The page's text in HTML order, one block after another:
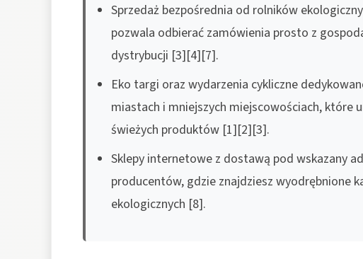
Sprzedaż bezpośrednia od rolników
pozwala odbierać zamówienia prosto z
dystrybucji [3][4][7].
Eko targi oraz wydarzenia cykliczne
miastach i mniejszych miejscowościach, które
świeżych produktów [1][2][3].
Sklepy internetowe z dostawą pod wskazany
producentów, gdzie znajdziesz wyodrębnione
ekologicznych [8].